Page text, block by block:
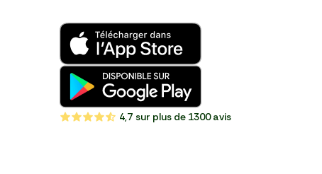
4,7 sur plus de 1300 avis